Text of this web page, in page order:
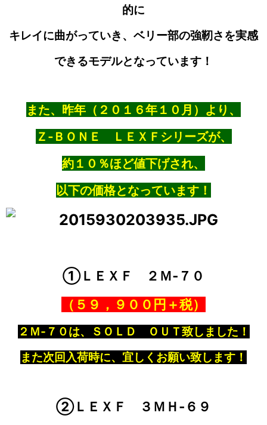
的に
キレイに曲がっていき、ベリー部の強靭さを実感
できるモデルとなっています！
また、昨年（２０１６年１０月）より、
Ｚ‐ＢＯＮＥ ＬＥＸＦシリーズが、
約１０％ほど値下げされ、
以下の価格となっています！
①ＬＥＸＦ ２Ｍ‐７０
（５９，９００円＋税）
２Ｍ‐７０は、ＳＯＬＤ ＯＵＴ致しました！
また次回入荷時に、宜しくお願い致します！
②ＬＥＸＦ ３ＭＨ‐６９